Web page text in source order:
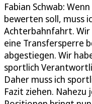
Fabian Schwab:
bewerten soll, muss
Achterbahnfahrt.
eine Transfersperre
abgestiegen. Wir
sportlich
Daher muss ich
Fazit ziehen. Nahezu